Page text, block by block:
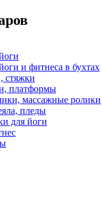
и фитнеса в бухтах
стяжки
платформы
массажные ролики
пледы
для йоги